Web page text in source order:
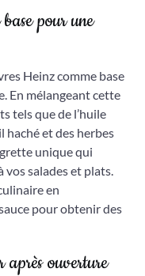
pour une
Heinz comme base
En mélangeant cette
tels que de l’huile
haché et des herbes
unique qui
vos salades et plats.
en
pour obtenir des
après ouverture